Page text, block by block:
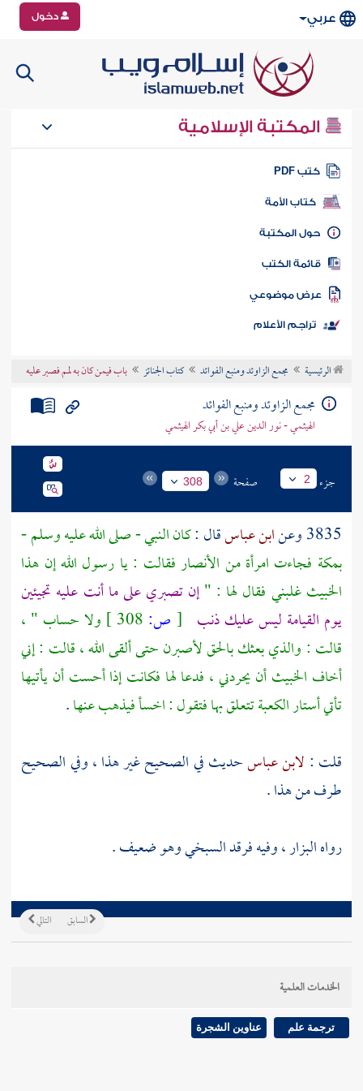
عربي دخول
المكتبة الإسلامية
كتب PDF
كتاب الأمة
المكتبة
الكتب
موضوعي
تراجم الأعلام
الرئيسية مجمع الزاوئد ومنبع الفوائد كتاب الجنائز باب فيمن كان به لمم فصبر عليه
مجمع الزاوئد ومنبع الفوائد
الهيثمي - نور الدين علي بن أبي بكر الهيثمي
جزء 2 صفحة 308
3835 وعن ابن عباسقال :كان النبي - صلى الله عليه وسلم -
بمكة فجاءت امرأة من الأنصار فقالت : يا رسول الله إن هذا
الخبيث غلبني فقال لها : "إن تصبري على ما أنت عليه تجيئين
يوم القيامة ليس عليك ذنب [ ص:
ولا حساب " ،
قالت : والذي بعثك بالحق لأصبرن حتى ألقى الله ، قالت : إني
أخاف الخبيث أن يحردني ، فدعا لها فكانت إذا أحست أن يأتيها
تأتي أستارالكعبةتتعلق بها فتقول : اخسأ فيذهب عنها.
قلت : لابن عباسحديث في الصحيح غير هذا ، وفي الصحيح
طرف من هذا .
رواهالبزار، وفيهفرقد السبخيوهو ضعيف .
التالي السابق
الخدمات العلمية
ترجمة علم عناوين الشجرة